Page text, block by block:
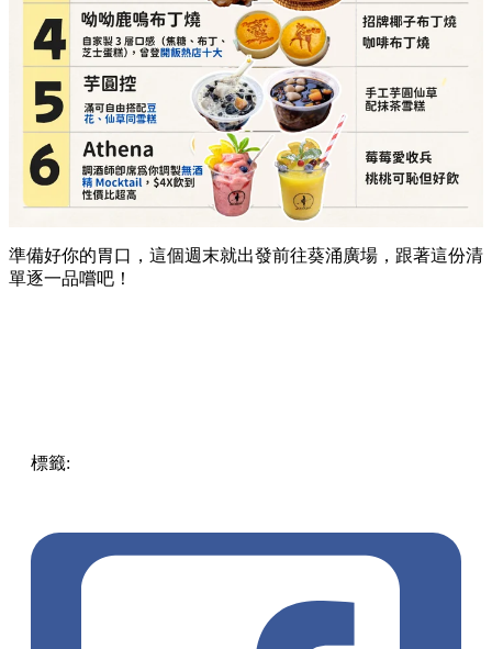
準備好你的胃口，這個週末就出發前往葵涌廣場，跟著這份清
單逐一品嚐吧！
標籤: